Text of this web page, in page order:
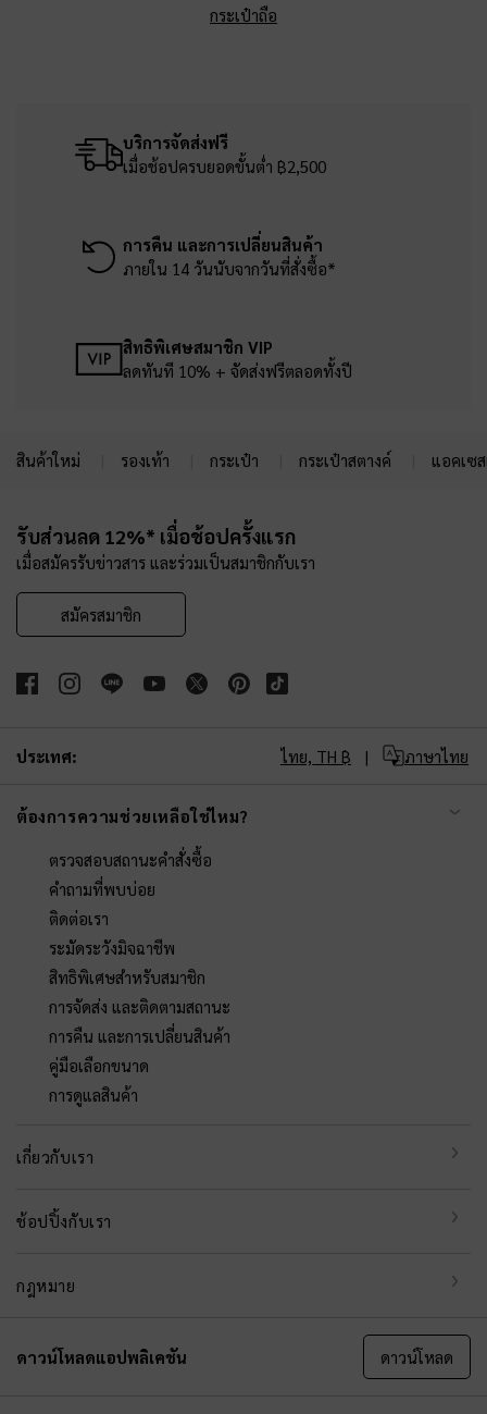
กระเป๋าถือ
บริการจัดส่งฟรี
เมื่อช้อปครบยอดขั้นต่ำ ฿2,500
การคืน และการเปลี่ยนสินค้า
ภายใน 14 วันนับจากวันที่สั่งซื้อ*
สิทธิพิเศษสมาชิก VIP
ลดทันที 10% + จัดส่งฟรีตลอดทั้งปี
สินค้าใหม่ รองเท้า กระเป๋า กระเป๋าสตางค์ แอคเซ
รับส่วนลด 12%* เมื่อช้อปครั้งแรก
เมื่อสมัครรับข่าวสาร และร่วมเป็นสมาชิกกับเรา
สมัครสมาชิก
ประเทศ: ไทย, TH ฿ ภาษาไทย
ต้องการความช่วยเหลือใช่ไหม?
ตรวจสอบสถานะคำสั่งซื้อ
คำถามที่พบบ่อย
ติดต่อเรา
ระมัดระวังมิจฉาชีพ
สิทธิพิเศษสำหรับสมาชิก
การจัดส่ง และติดตามสถานะ
การคืน และการเปลี่ยนสินค้า
คู่มือเลือกขนาด
การดูแลสินค้า
เกี่ยวกับเรา
ช้อปปิ้งกับเรา
กฎหมาย
ดาวน์โหลดแอปพลิเคชัน ดาวน์โหลด